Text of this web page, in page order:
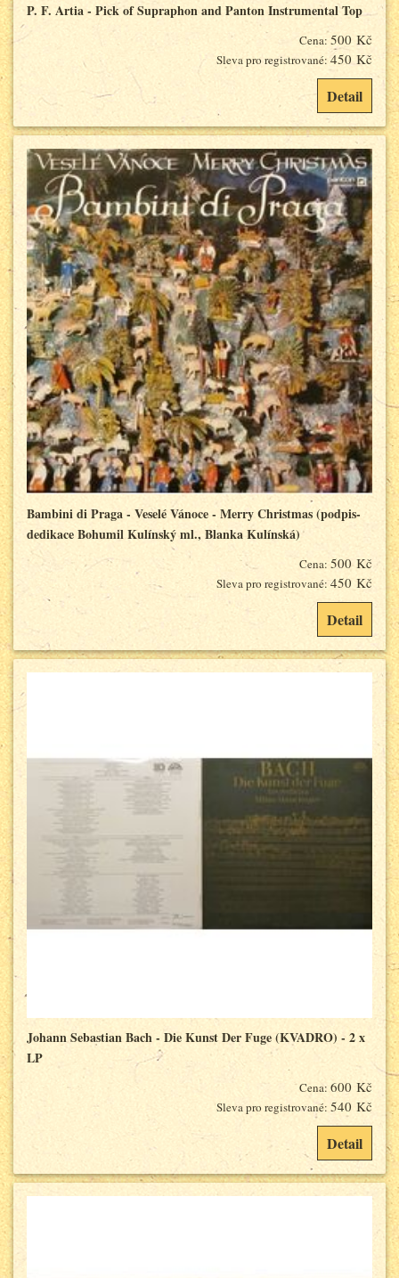
P. F. Artia - Pick of Supraphon and Panton Instrumental Top
Cena: 500 Kč
Sleva pro registrované: 450 Kč
Detail
Bambini di Praga - Veselé Vánoce - Merry Christmas (podpis-
dedikace Bohumil Kulínský ml., Blanka Kulínská)
Cena: 500 Kč
Sleva pro registrované: 450 Kč
Detail
Johann Sebastian Bach - Die Kunst Der Fuge (KVADRO) - 2 x
LP
Cena: 600 Kč
Sleva pro registrované: 540 Kč
Detail